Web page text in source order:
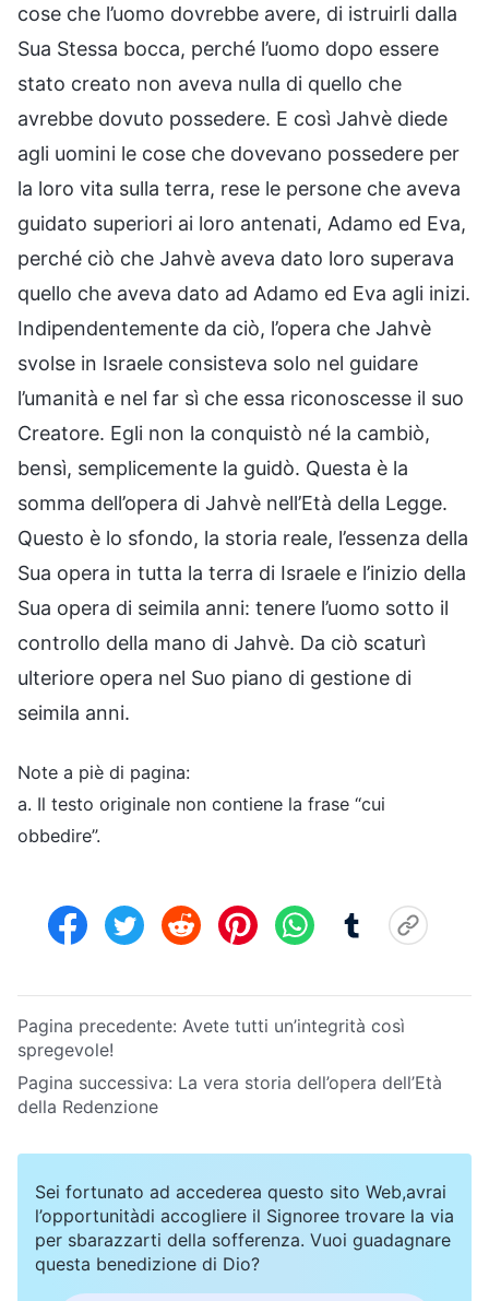
cose che l’uomo dovrebbe avere, di istruirli dalla
Sua Stessa bocca, perché l’uomo dopo essere
stato creato non aveva nulla di quello che
avrebbe dovuto possedere. E così Jahvè diede
agli uomini le cose che dovevano possedere per
la loro vita sulla terra, rese le persone che aveva
guidato superiori ai loro antenati, Adamo ed Eva,
perché ciò che Jahvè aveva dato loro superava
quello che aveva dato ad Adamo ed Eva agli inizi.
Indipendentemente da ciò, l’opera che Jahvè
svolse in Israele consisteva solo nel guidare
l’umanità e nel far sì che essa riconoscesse il suo
Creatore. Egli non la conquistò né la cambiò,
bensì, semplicemente la guidò. Questa è la
somma dell’opera di Jahvè nell’Età della Legge.
Questo è lo sfondo, la storia reale, l’essenza della
Sua opera in tutta la terra di Israele e l’inizio della
Sua opera di seimila anni: tenere l’uomo sotto il
controllo della mano di Jahvè. Da ciò scaturì
ulteriore opera nel Suo piano di gestione di
seimila anni.
Note a piè di pagina:
a. Il testo originale non contiene la frase “cui
obbedire”.
Pagina precedente: Avete tutti un’integrità così
spregevole!
Pagina successiva: La vera storia dell’opera dell’Età
della Redenzione
Sei fortunato ad accederea questo sito Web,avrai
l’opportunitàdi accogliere il Signoree trovare la via
per sbarazzarti della sofferenza. Vuoi guadagnare
questa benedizione di Dio?